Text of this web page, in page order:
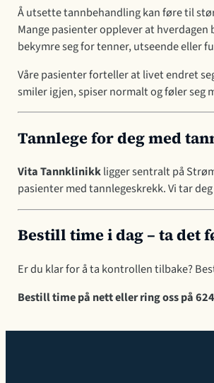
Å utsette tannbehandling kan føre til
Mange pasienter opplever at
bekymre seg for tenner, utseende eller
Våre pasienter forteller at livet endret
smiler igjen, spiser normalt og føler seg
Tannlege for deg med
Vita Tannklinikkligger sentralt på
pasienter med tannlegeskrekk. Vi tar
Bestill time i dag – ta det
Er du klar for å ta kontrollen tilbake?
Bestill time på nett eller ring oss på